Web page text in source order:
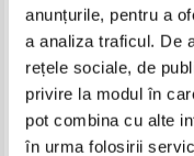
anunțurile, pentru a
a analiza traficul. De
rețele sociale, de
privire la modul în
pot combina cu alte
în urma folosirii
Bucuresti. Materiale de
Pret:60,00Lei 39,00 Lei